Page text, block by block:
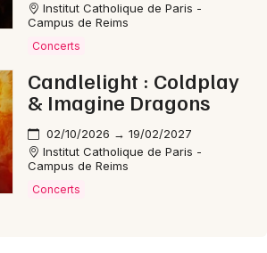
Je m'abonne
Institut Catholique de Paris -
Campus de Reims
Concerts
Candlelight : Coldplay
& Imagine Dragons
02/10/2026 → 19/02/2027
Institut Catholique de Paris -
Campus de Reims
Concerts